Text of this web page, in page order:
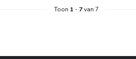
Toon 1 - 7van 7